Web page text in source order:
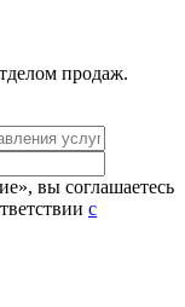
продаж.
вы соглашаетесь
с